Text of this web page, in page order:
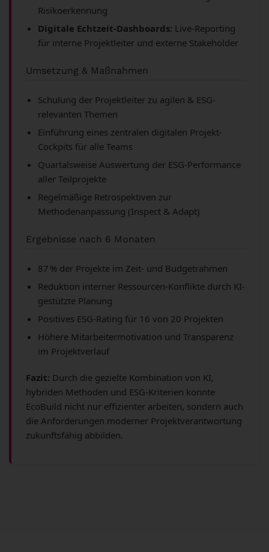
Risikoerkennung
Digitale Echtzeit-Dashboards: Live-Reporting
für interne Projektleiter und externe Stakeholder
Umsetzung & Maßnahmen
Schulung der Projektleiter zu agilen & ESG-
relevanten Themen
Einführung eines zentralen digitalen Projekt-
Cockpits für alle Teams
Quartalsweise Auswertung der ESG-Performance
aller Teilprojekte
Regelmäßige Retrospektiven zur
Methodenanpassung (Inspect & Adapt)
Ergebnisse nach 6 Monaten
87 % der Projekte im Zeit- und Budgetrahmen
Reduktion interner Ressourcen-Konflikte durch KI-
gestützte Planung
Positives ESG-Rating für 16 von 20 Projekten
Höhere Mitarbeitermotivation und Transparenz
im Projektverlauf
Fazit: Durch die gezielte Kombination von KI,
hybriden Methoden und ESG-Kriterien konnte
EcoBuild nicht nur effizienter arbeiten, sondern auch
die Anforderungen moderner Projektverantwortung
zukunftsfähig abbilden.